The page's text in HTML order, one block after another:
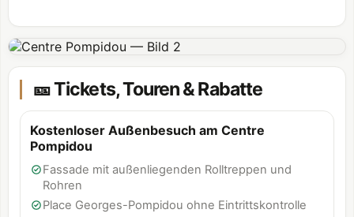
🎫 Tickets, Touren & Rabatte
Kostenloser Außenbesuch am Centre
Pompidou
Fassade mit außenliegenden Rolltreppen und
Rohren
Place Georges-Pompidou ohne Eintrittskontrolle